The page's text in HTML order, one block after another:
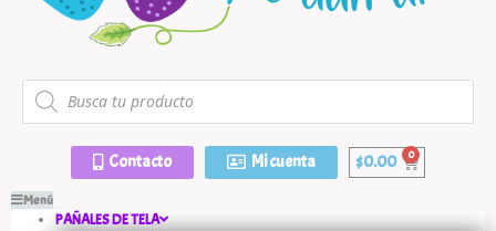
Contacto Mi cuenta $0.00
Menú
PAÑALES DE TELA